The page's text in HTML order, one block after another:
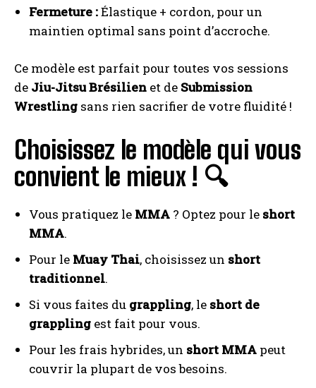
Fermeture :Élastique + cordon, pour un
maintien optimal sans point d’accroche.
Ce modèle est parfait pour toutes vos sessions
de Jiu-Jitsu Brésilien et de Submission
Wrestling sans rien sacrifier de votre fluidité !
Choisissez le modèle qui vous
convient le mieux ! 🔍
Vous pratiquez le MMA ? Optez pour le short
MMA.
Pour le Muay Thai, choisissez un short
traditionnel.
Si vous faites du grappling, le short de
grappling est fait pour vous.
Pour les frais hybrides, un short MMA peut
couvrir la plupart de vos besoins.